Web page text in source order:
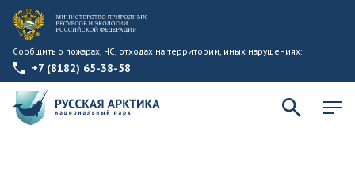
Сообщить о пожарах, ЧС, отходах на территории, иных нарушениях:
+7 (8182) 65-38-58